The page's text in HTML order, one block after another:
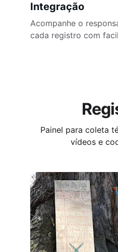
Acompanhe o
cada registro com
Integração
Painel para coleta
vídeos e